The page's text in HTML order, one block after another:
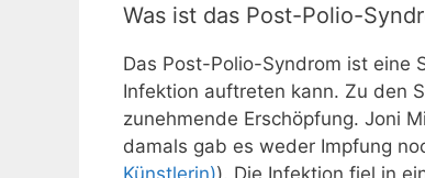
Was ist das Post-Polio-
Das Post-Polio-Syndrom ist eine
Infektion auftreten kann. Zu den
zunehmende Erschöpfung. Joni
damals gab es weder Impfung
Künstlerin)). Die Infektion fiel in